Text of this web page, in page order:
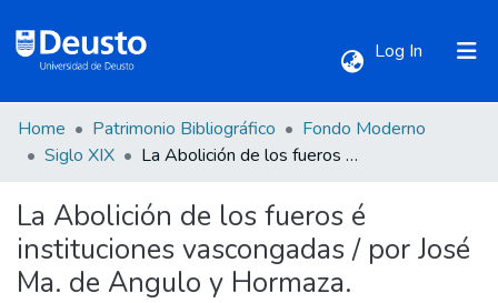
Log In (current)
Communities & Collections
All of DSpace
Statistics
Home Patrimonio Bibliográfico
Fondo Moderno
Siglo XIX
La Abolición de los fueros é instituciones vascongadas / por José Ma. de Angulo y Hormaza.
La Abolición de los fueros é
instituciones vascongadas / por José
Ma. de Angulo y Hormaza.